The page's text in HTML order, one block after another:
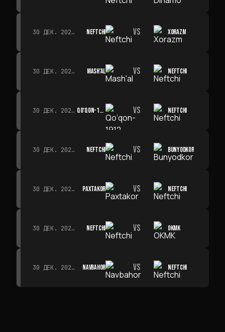
30 ДЕК. 2026 Г. · 19:00 NEFTCHI VS XORAZM
30 ДЕК. 2026 Г. · 19:00 MASH'AL VS NEFTCHI
30 ДЕК. 2026 Г. · 19:00 QO‘QON-1912 VS NEFTCHI
30 ДЕК. 2026 Г. · 19:00 NEFTCHI VS BUNYODKOR
30 ДЕК. 2026 Г. · 19:00 PAXTAKOR VS NEFTCHI
30 ДЕК. 2026 Г. · 19:00 NEFTCHI VS OKMK
30 ДЕК. 2026 Г. · 19:00 NAVBAHOR VS NEFTCHI